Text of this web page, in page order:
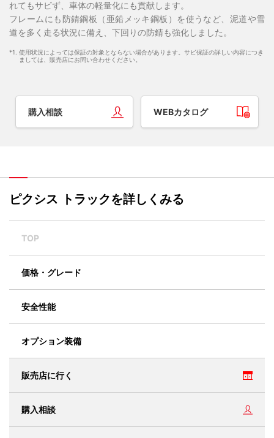
れてもサビず、車体の軽量化にも貢献します。
フレームにも防錆鋼板（亜鉛メッキ鋼板）を使うなど、泥道や雪
道を多く走る状況に備え、下回りの防錆も強化しました。
*1. 使用状況によっては保証の対象とならない場合があります。サビ保証の詳しい内容につき
ましては、販売店にお問い合わせください。
購入相談 WEBカタログ
ピクシス トラックを詳しくみる
TOP
価格・グレード
安全性能
オプション装備
販売店に行く
購入相談